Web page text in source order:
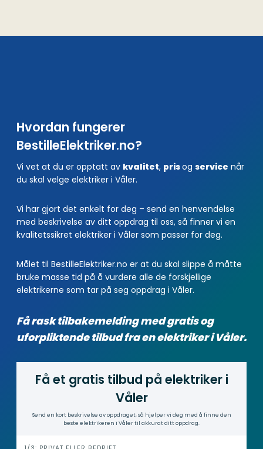
Hvordan fungerer
BestilleElektriker.no?
Vi vet at du er opptatt av kvalitet, prisog service når
du skal velge elektriker i Våler.
Vi har gjort det enkelt for deg – send en henvendelse
med beskrivelse av ditt oppdrag til oss, så finner vi en
kvalitetssikret elektriker i Våler som passer for deg.
Målet til BestilleElektriker.no er at du skal slippe å måtte
bruke masse tid på å vurdere alle de forskjellige
elektrikerne som tar på seg oppdrag i Våler.
Få rask tilbakemelding med gratis og
uforpliktende tilbud fra en elektriker i Våler.
Få et gratis tilbud på elektriker i
Våler
Send en kort beskrivelse av oppdraget, så hjelper vi deg med å finne den
beste elektrikeren i Våler til akkurat ditt oppdrag.